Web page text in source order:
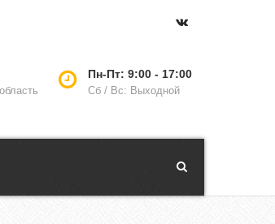
Пн-Пт: 9:00 - 17:00
Сб / Вс: Выходной